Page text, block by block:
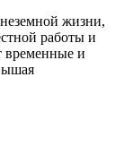
жизни,
работы и
временные и